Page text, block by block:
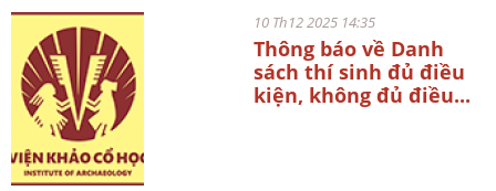
10 Th12 2025 14:35
Thông báo về Danh
sách thí sinh đủ điều
kiện, không đủ điều...